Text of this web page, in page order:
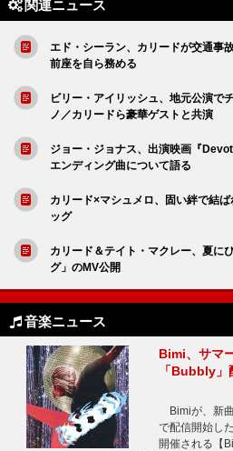
関連ニュース
エド・シーラン、カリードが交通事
前座を自ら務める
ビリー・アイリッシュ、地元公演で
ノ／カリードら豪華ゲストと共演
ジョー・ジョナス、出演映画『
エンディング曲について語る
カリード×マシュメロ、固い絆で結
ッグ
カリード＆テイト・マクレー、夏に
グ」のMV公開
音楽ニュース
Bimi、サマ
「Bubbly」
Bimiが、新
で配信開始し
開催される【